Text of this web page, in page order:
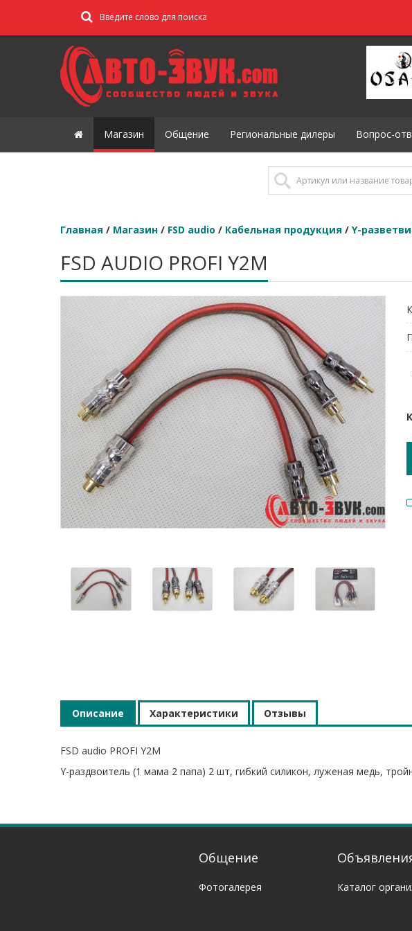
Магазин Общение Региональные дилеры Вопрос-
Главная / Магазин / FSD audio / Кабельная продукция / Y-
FSD AUDIO PROFI Y2M
Описание Характеристики Отзывы
FSD audio PROFI Y2M
Y-раздвоитель (1 мама 2 папа) 2 шт, гибкий силикон, луженая медь,
Общение
Фотогалерея Каталог